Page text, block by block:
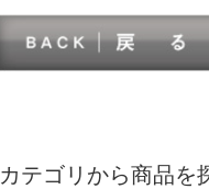
カテゴリから商品を